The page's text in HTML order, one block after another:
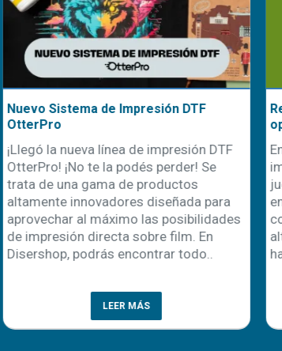
los
de
Esto representa
para
de
embargo,
duda: ¿qué
El poder de emprender
personalización: una
En un mundo donde la
la conexión emocional
claves para el éxito
personalización de
como una de las vías
prometedoras para